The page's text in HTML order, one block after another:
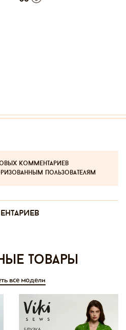
комментариев
пользователям
товары
все модели